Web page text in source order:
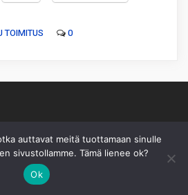
TOIMITUS 0
Käyttöehdot|Mediakortti
eikä sisältöä pidä
auttavat meitä tuottamaan sinulle
sivustollamme. Tämä lienee ok?
Ok